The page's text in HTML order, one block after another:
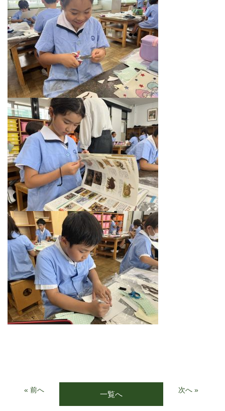
« 前へ 一覧へ 次へ »